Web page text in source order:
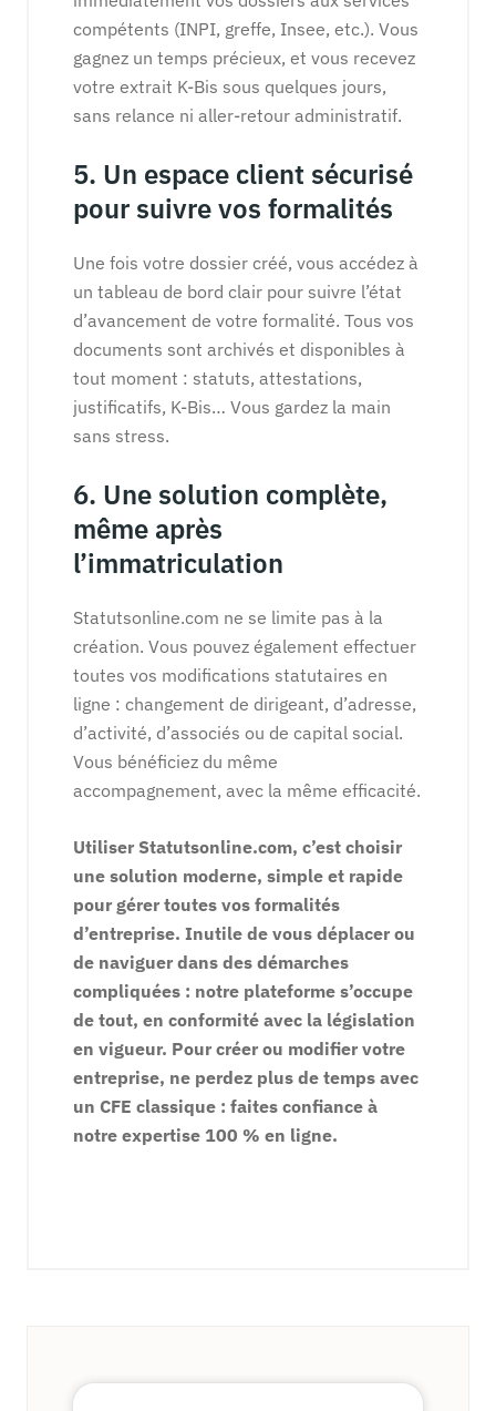
compétents (INPI, greffe, Insee, etc.). Vous
gagnez un temps précieux, et vous recevez
votre extrait K-Bis sous quelques jours,
sans relance ni aller-retour administratif.
5. Un espace client sécurisé
pour suivre vos formalités
Une fois votre dossier créé, vous accédez à
un tableau de bord clair pour suivre l’état
d’avancement de votre formalité. Tous vos
documents sont archivés et disponibles à
tout moment : statuts, attestations,
justificatifs, K-Bis… Vous gardez la main
sans stress.
6. Une solution complète,
même après
l’immatriculation
Statutsonline.com ne se limite pas à la
création. Vous pouvez également effectuer
toutes vos modifications statutaires en
ligne : changement de dirigeant, d’adresse,
d’activité, d’associés ou de capital social.
Vous bénéficiez du même
accompagnement, avec la même efficacité.
Utiliser Statutsonline.com, c’est choisir
une solution moderne, simple et rapide
pour gérer toutes vos formalités
d’entreprise. Inutile de vous déplacer ou
de naviguer dans des démarches
compliquées : notre plateforme s’occupe
de tout, en conformité avec la législation
en vigueur. Pour créer ou modifier votre
entreprise, ne perdez plus de temps avec
un CFE classique : faites confiance à
notre expertise 100 % en ligne.